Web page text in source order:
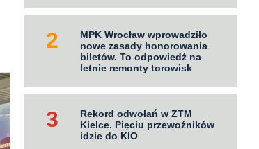
MPK Wrocław wprowadziło
nowe zasady honorowania
biletów. To odpowiedź na
letnie remonty torowisk
Rekord odwołań w ZTM
Kielce. Pięciu przewoźników
idzie do KIO